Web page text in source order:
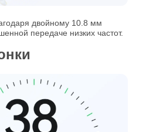
двойному 10.8 мм
передаче низких частот.